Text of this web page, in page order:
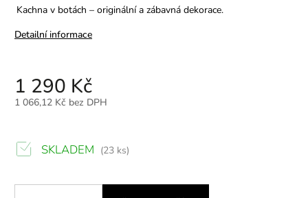
Kachna v botách – originální a zábavná dekorace.
Detailní informace
1 290 Kč
1 066,12 Kč bez DPH
SKLADEM (23 ks)